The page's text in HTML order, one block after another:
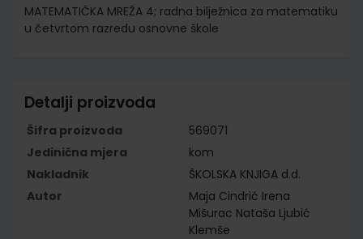
MATEMATIČKA MREŽA 4; radna bilježnica za matematiku
u četvrtom razredu osnovne škole
Detalji proizvoda
Šifra proizvoda
569071
Jedinična mjera
kom
Nakladnik
ŠKOLSKA KNJIGA d.d.
Autor
Maja Cindrić Irena
Mišurac Nataša Ljubić
Klemše